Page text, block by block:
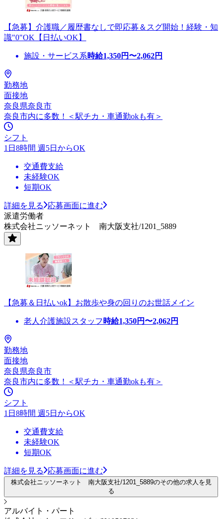
【急募】介護職／履歴書なしで即応募＆スグ開始！経験・知
識"0"OK【日払いOK】
施設・サービス系時給1,350円〜2,062円
勤務地
面接地
奈良県奈良市
奈良市内に多数！＜駅チカ・車通勤okも有＞
シフト
1日8時間 週5日からOK
交通費支給
未経験OK
短期OK
詳細を見る
応募画面に進む
派遣労働者
株式会社ニッソーネット 南大阪支社/1201_5889
【急募＆日払いok】お散歩や身の回りのお世話メイン
老人介護施設スタッフ 時給1,350円〜2,062円
勤務地
面接地
奈良県奈良市
奈良市内に多数！＜駅チカ・車通勤okも有＞
シフト
1日8時間 週5日からOK
交通費支給
未経験OK
短期OK
詳細を見る 応募画面に進む
株式会社ニッソーネット 南大阪支社/1201_5889のその他の求人を見
る
アルバイト・パート